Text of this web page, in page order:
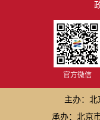
官方微信
主办：北
承办：北京